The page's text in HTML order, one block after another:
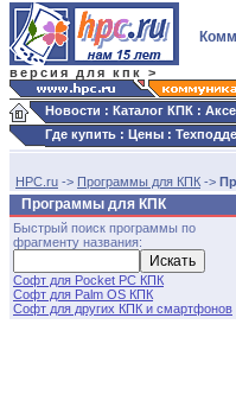
версия для кпк >
Новости : Каталог КПК :
Где купить : Цены :
HPC.ru -> Программы для КПК ->
Программы для КПК
Быстрый поиск программы по
фрагменту названия:
Софт для Pocket PC КПК
Софт для Palm OS КПК
Софт для других КПК и смартфонов